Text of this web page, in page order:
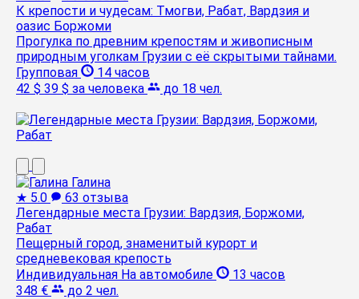
К крепости и чудесам: Тмогви, Рабат, Вардзия и
оазис Боржоми
Прогулка по древним крепостям и живописным
природным уголкам Грузии с её скрытыми тайнами.
Групповая
14 часов
42 $ 39 $ за человека до 18 чел.
Галина
★ 5.0
63 отзыва
Легендарные места Грузии: Вардзия, Боржоми,
Рабат
Пещерный город, знаменитый курорт и
средневековая крепость
Индивидуальная На автомобиле
13 часов
348 €
до 2 чел.